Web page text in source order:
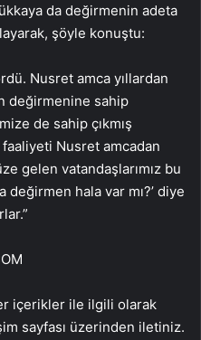
da değirmenin adeta
şöyle konuştu:
Nusret amca yıllardan
değirmenine sahip
de sahip çıkmış
Nusret amcadan
gelen vatandaşlarımız bu
hala var mı?’ diye
içerikler ile ilgili olarak
sayfası üzerinden iletiniz.